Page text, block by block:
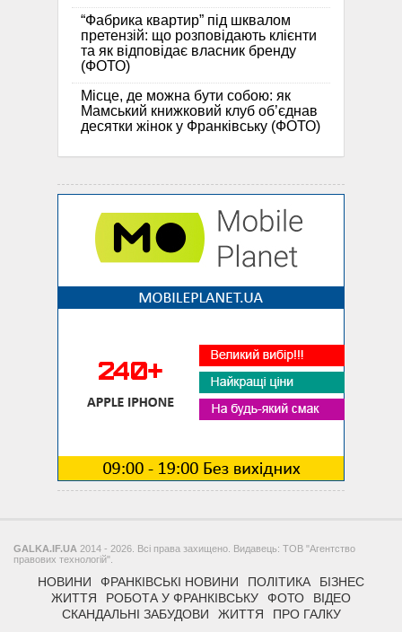
“Фабрика квартир” під шквалом
претензій: що розповідають клієнти
та як відповідає власник бренду
(ФОТО)
Місце, де можна бути собою: як
Мамський книжковий клуб об’єднав
десятки жінок у Франківську (ФОТО)
GALKA.IF.UA 2014 - 2026. Всі права захищено. Видавець: ТОВ "Агентство
правових технологій".
НОВИНИ ФРАНКІВСЬКІ НОВИНИ ПОЛІТИКА
БІЗНЕС
ЖИТТЯ
РОБОТА У ФРАНКІВСЬКУ ФОТО
ВІДЕО
СКАНДАЛЬНІ ЗАБУДОВИ
ЖИТТЯ ПРО ГАЛКУ